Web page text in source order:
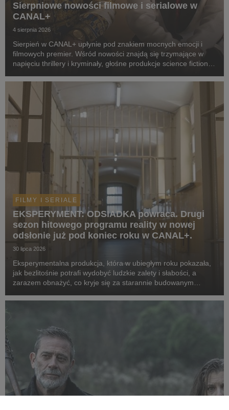
Sierpniowe nowości filmowe i serialowe w
CANAL+
4 sierpnia 2026
Sierpień w CANAL+ upłynie pod znakiem mocnych emocji i
filmowych premier. Wśród nowości znajdą się trzymające w
napięciu thrillery i kryminały, głośne produkcje science fiction,
Widzowie zobaczą m.in. serial „Skażeni...
FILMY I SERIALE
EKSPERYMENT: ODSIADKA powraca. Drugi
sezon hitowego programu reality w nowej
odsłonie już pod koniec roku w CANAL+.
30 lipca 2026
Eksperymentalna produkcja, która w ubiegłym roku pokazała,
jak bezlitośnie potrafi wydobyć ludzkie zalety i słabości, a
zarazem obnażyć, co kryje się za starannie budowanym
razem za więzienne kraty trafią kobiety. ...